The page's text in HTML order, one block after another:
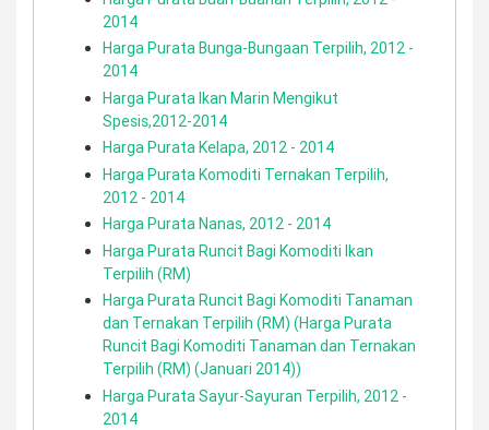
2014
Harga Purata Bunga-Bungaan Terpilih, 2012 -
2014
Harga Purata Ikan Marin Mengikut
Spesis,2012-2014
Harga Purata Kelapa, 2012 - 2014
Harga Purata Komoditi Ternakan Terpilih,
2012 - 2014
Harga Purata Nanas, 2012 - 2014
Harga Purata Runcit Bagi Komoditi Ikan
Terpilih (RM)
Harga Purata Runcit Bagi Komoditi Tanaman
dan Ternakan Terpilih (RM) (Harga Purata
Runcit Bagi Komoditi Tanaman dan Ternakan
Terpilih (RM) (Januari 2014))
Harga Purata Sayur-Sayuran Terpilih, 2012 -
2014